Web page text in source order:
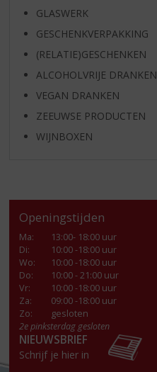
GLASWERK
GESCHENKVERPAKKING
(RELATIE)GESCHENKEN
ALCOHOLVRIJE DRANKEN
VEGAN DRANKEN
ZEEUWSE PRODUCTEN
WIJNBOXEN
Openingstijden
Ma:
13:00- 18:00 uur
Di:
10:00 -18:00 uur
Wo:
10:00 -18:00 uur
Do:
10:00 - 21:00 uur
Vr:
10:00 -18:00 uur
Za:
09:00 -18:00 uur
Zo:
gesloten
2e pinksterdag gesloten
NIEUWSBRIEF
Schrijf je hier in